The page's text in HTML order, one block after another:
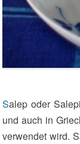
Salep oder
und auch in
verwendet wird.